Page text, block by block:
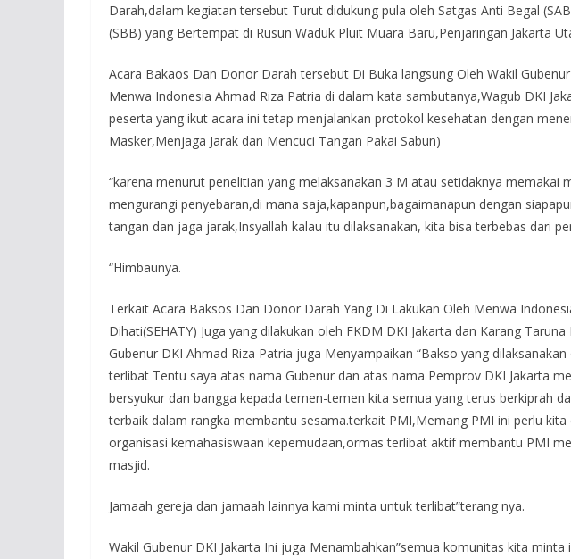
Darah,dalam kegiatan tersebut Turut didukung pula oleh Satgas Anti Begal
(SBB) yang Bertempat di Rusun Waduk Pluit Muara Baru,Penjaringan Jakarta
Acara Bakaos Dan Donor Darah tersebut Di Buka langsung Oleh Wakil
Menwa Indonesia Ahmad Riza Patria di dalam kata sambutanya,Wagub DKI
peserta yang ikut acara ini tetap menjalankan protokol kesehatan dengan
Masker,Menjaga Jarak dan Mencuci Tangan Pakai Sabun)
“karena menurut penelitian yang melaksanakan 3 M atau setidaknya memakai
mengurangi penyebaran,di mana saja,kapanpun,bagaimanapun dengan
tangan dan jaga jarak,Insyallah kalau itu dilaksanakan, kita bisa terbebas dari
“Himbaunya.
Terkait Acara Baksos Dan Donor Darah Yang Di Lakukan Oleh Menwa
Dihati(SEHATY) Juga yang dilakukan oleh FKDM DKI Jakarta dan Karang
Gubenur DKI Ahmad Riza Patria juga Menyampaikan “Bakso yang
terlibat Tentu saya atas nama Gubenur dan atas nama Pemprov DKI Jakarta
bersyukur dan bangga kepada temen-temen kita semua yang terus berkiprah
terbaik dalam rangka membantu sesama.terkait PMI,Memang PMI ini perlu kita
organisasi kemahasiswaan kepemudaan,ormas terlibat aktif membantu PMI
masjid.
Jamaah gereja dan jamaah lainnya kami minta untuk terlibat”terang nya.
Wakil Gubenur DKI Jakarta Ini juga Menambahkan”semua komunitas kita